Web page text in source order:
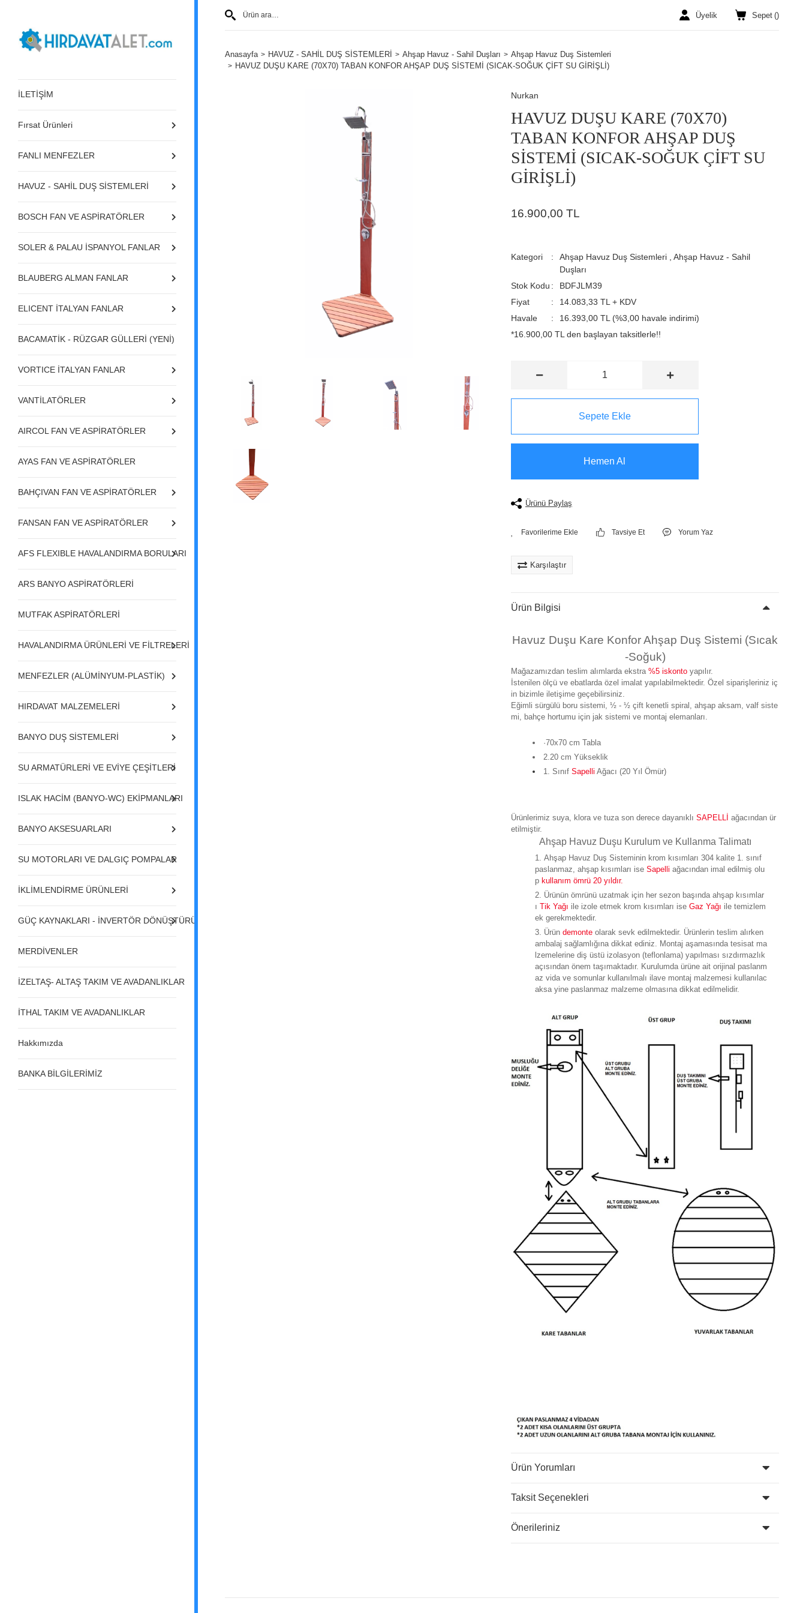
İLETİŞİM
Fırsat Ürünleri
FANLI MENFEZLER
HAVUZ - SAHİL DUŞ SİSTEMLERİ
BOSCH FAN VE ASPİRATÖRLER
SOLER & PALAU İSPANYOL FANLAR
BLAUBERG ALMAN FANLAR
ELICENT İTALYAN FANLAR
BACAMATİK - RÜZGAR GÜLLERİ (YENİ)
VORTICE İTALYAN FANLAR
VANTİLATÖRLER
AIRCOL FAN VE ASPİRATÖRLER
AYAS FAN VE ASPİRATÖRLER
BAHÇIVAN FAN VE ASPİRATÖRLER
FANSAN FAN VE ASPİRATÖRLER
AFS FLEXIBLE HAVALANDIRMA BORULARI
ARS BANYO ASPİRATÖRLERİ
MUTFAK ASPİRATÖRLERİ
HAVALANDIRMA ÜRÜNLERİ VE FİLTRELERİ
MENFEZLER (ALÜMİNYUM-PLASTİK)
HIRDAVAT MALZEMELERİ
BANYO DUŞ SİSTEMLERİ
SU ARMATÜRLERİ VE EVİYE ÇEŞİTLERİ
ISLAK HACİM (BANYO-WC) EKİPMANLARI
BANYO AKSESUARLARI
SU MOTORLARI VE DALGIÇ POMPALAR
İKLİMLENDİRME ÜRÜNLERİ
GÜÇ KAYNAKLARI - İNVERTÖR DÖNÜŞTÜRÜCÜLER - REGÜLATÖRLER
MERDİVENLER
İZELTAŞ- ALTAŞ TAKIM VE AVADANLIKLAR
İTHAL TAKIM VE AVADANLIKLAR
Hakkımızda
BANKA BİLGİLERİMİZ
Üyelik Sepet ()
Anasayfa HAVUZ - SAHİL DUŞ SİSTEMLERİ Ahşap Havuz - Sahil Duşları
Ahşap Havuz Duş Sistemleri
HAVUZ DUŞU KARE (70X70) TABAN KONFOR AHŞAP DUŞ SİSTEMİ (SICAK-SOĞUK ÇİFT SU GİRİŞLİ)
Nurkan
HAVUZ DUŞU KARE (70X70)
TABAN KONFOR AHŞAP DUŞ
SİSTEMİ (SICAK-SOĞUK ÇİFT SU
GİRİŞLİ)
16.900,00 TL
Kategori Ahşap Havuz Duş Sistemleri ,Ahşap Havuz - Sahil
Duşları
Stok Kodu
BDFJLM39
Fiyat
14.083,33 TL + KDV
Havale
16.393,00 TL (%3,00 havale indirimi)
*16.900,00 TL den başlayan taksitlerle!!
Sepete Ekle
Hemen Al
Ürünü Paylaş
Tavsiye Et Yorum Yaz
Karşılaştır
Ürün Bilgisi
Havuz Duşu Kare Konfor Ahşap Duş Sistemi (Sıcak
-Soğuk)
Mağazamızdan teslim alımlarda ekstra %5 iskonto yapılır.
İstenilen ölçü ve ebatlarda özel imalat yapılabilmektedir. Özel siparişleriniz iç
in bizimle iletişime geçebilirsiniz.
Eğimli sürgülü boru sistemi, ½ - ½ çift kenetli spiral, ahşap aksam, valf siste
mi, bahçe hortumu için jak sistemi ve montaj elemanları.
·70x70 cm Tabla
2.20 cm Yükseklik
1. Sınıf Sapelli Ağacı (20 Yıl Ömür)
Ürünlerimiz suya, klora ve tuza son derece dayanıklı SAPELLİ ağacından ür
etilmiştir.
Ahşap Havuz Duşu Kurulum ve Kullanma Talimatı
Ahşap Havuz Duş Sisteminin krom kısımları 304 kalite 1. sınıf
paslanmaz, ahşap kısımları ise Sapelli ağacından imal edilmiş olu
p kullanım ömrü 20 yıldır.
Ürünün ömrünü uzatmak için her sezon başında ahşap kısımlar
ı Tik Yağı ile izole etmek krom kısımları ise Gaz Yağı ile temizlem
ek gerekmektedir.
Ürün demonte olarak sevk edilmektedir. Ürünlerin teslim alırken
ambalaj sağlamlığına dikkat ediniz. Montaj aşamasında tesisat ma
lzemelerine diş üstü izolasyon (teflonlama) yapılması sızdırmazlık
açısından önem taşımaktadır. Kurulumda ürüne ait orijinal paslanm
az vida ve somunlar kullanılmalı ilave montaj malzemesi kullanılac
aksa yine paslanmaz malzeme olmasına dikkat edilmelidir.
Ürün Yorumları
Taksit Seçenekleri
Önerileriniz